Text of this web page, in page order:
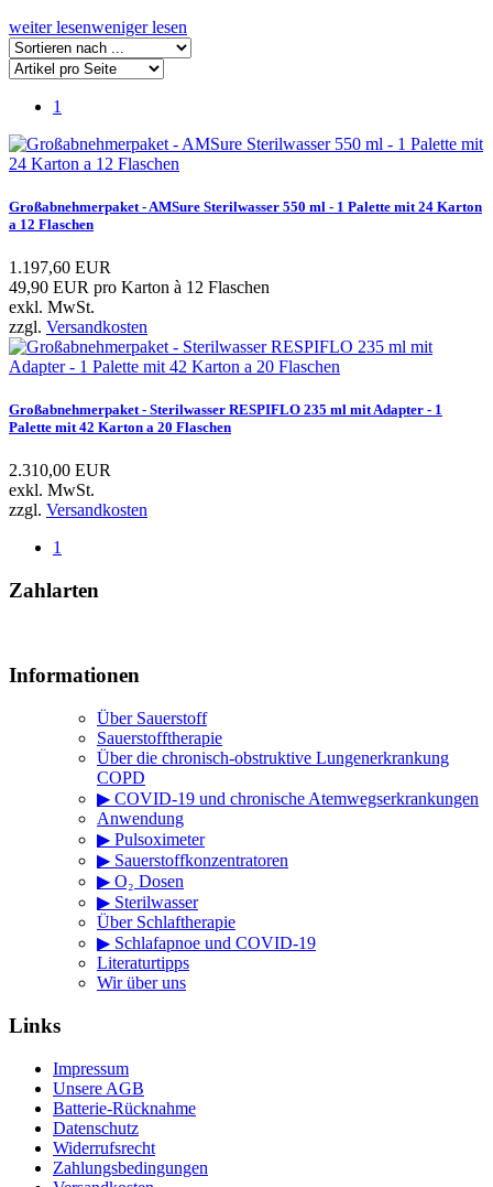
weiter lesenweniger lesen
1
Großabnehmerpaket - AMSure Sterilwasser 550 ml - 1 Palette mit 24 Karton
a 12 Flaschen
1.197,60 EUR
49,90 EUR pro Karton à 12 Flaschen
exkl. MwSt.
zzgl. Versandkosten
Großabnehmerpaket - Sterilwasser RESPIFLO 235 ml mit Adapter - 1
Palette mit 42 Karton a 20 Flaschen
2.310,00 EUR
exkl. MwSt.
zzgl. Versandkosten
1
Zahlarten
Informationen
Über Sauerstoff
Sauerstofftherapie
Über die chronisch-obstruktive Lungenerkrankung
COPD
▶ COVID-19 und chronische Atemwegserkrankungen
Anwendung
▶ Pulsoximeter
▶ Sauerstoffkonzentratoren
▶ O₂ Dosen
▶ Sterilwasser
Über Schlaftherapie
▶ Schlafapnoe und COVID-19
Literaturtipps
Wir über uns
Links
Impressum
Unsere AGB
Batterie-Rücknahme
Datenschutz
Widerrufsrecht
Zahlungsbedingungen